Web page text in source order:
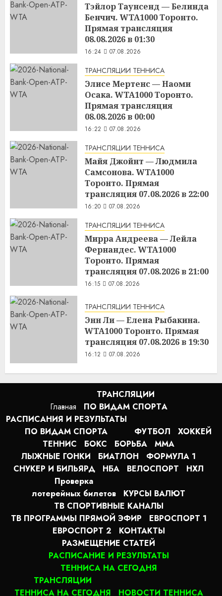
Тэйлор Таунсенд — Белинда
Бенчич. WTA1000 Торонто.
Прямая трансляция
08.08.2026 в 01:30
16:24 07.08.2026
ТРАНСЛЯЦИИ ТЕННИСА
Элисе Мертенс — Наоми
Осака. WTA1000 Торонто.
Прямая трансляция
08.08.2026 в 00:00
16:22 07.08.2026
ТРАНСЛЯЦИИ ТЕННИСА
Майя Джойнт — Людмила
Самсонова. WTA1000
Торонто. Прямая
трансляция 07.08.2026 в 22:00
16:20 07.08.2026
ТРАНСЛЯЦИИ ТЕННИСА
Мирра Андреева — Лейла
Фернандес. WTA1000
Торонто. Прямая
трансляция 07.08.2026 в 21:00
16:15 07.08.2026
ТРАНСЛЯЦИИ ТЕННИСА
Энн Ли — Елена Рыбакина.
WTA1000 Торонто. Прямая
трансляция 07.08.2026 в 19:30
16:12 07.08.2026
Главная
ТРАНСЛЯЦИИ
ПО ВИДАМ СПОРТA
РАСПИСАНИЯ И РЕЗУЛЬТАТЫ
ПО ВИДАМ СПОРТА
ФУТБОЛ
ХОККЕЙ
ТЕННИС
БОКС БОРЬБА
MMA
ЛЫЖНЫЕ ГОНКИ
БИАТЛОН
ФОРМУЛА 1
СНУКЕР И БИЛЬЯРД
НБА ВЕЛОСПОРТ
НХЛ
Проверка
лотерейных билетов
КУРСЫ ВАЛЮТ
ТВ СПОРТИВНЫЕ КАНАЛЫ
ТВ ПРОГРАММЫ ПРЯМОЙ ЭФИР
ЕВРОСПОРТ 1
ЕВРОСПОРТ 2
КОНТАКТЫ
РАЗМЕЩЕНИЕ СТАТЕЙ
РАСПИСАНИЕ И РЕЗУЛЬТАТЫ
ТЕННИСА НА СЕГОДНЯ
ТРАНСЛЯЦИИ
ТЕННИСА НА СЕГОДНЯ
НОВОСТИ ТЕННИСА